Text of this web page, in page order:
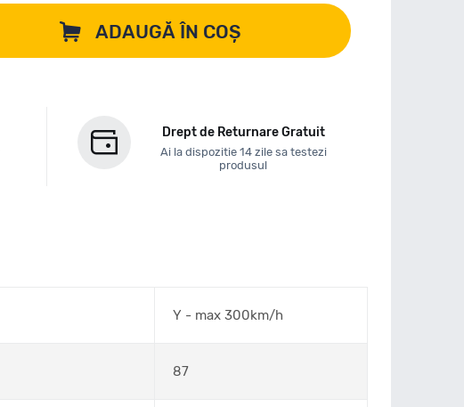
ADAUGĂ ÎN COȘ
Drept de Returnare Gratuit
Ai la dispozitie 14 zile sa testezi
produsul
Y - max 300km/h
87